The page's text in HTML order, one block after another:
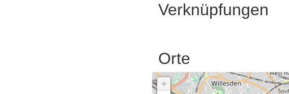
Verknüpfungen
Orte
+